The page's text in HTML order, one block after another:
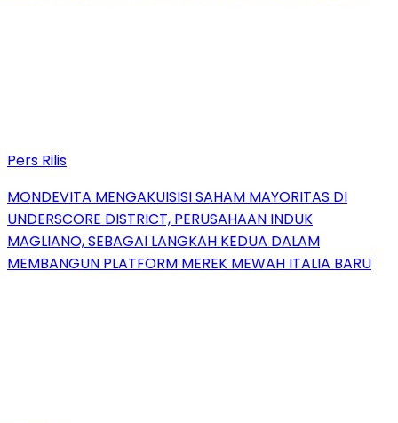
Pers Rilis
MONDEVITA MENGAKUISISI SAHAM MAYORITAS DI
UNDERSCORE DISTRICT, PERUSAHAAN INDUK
MAGLIANO, SEBAGAI LANGKAH KEDUA DALAM
MEMBANGUN PLATFORM MEREK MEWAH ITALIA BARU